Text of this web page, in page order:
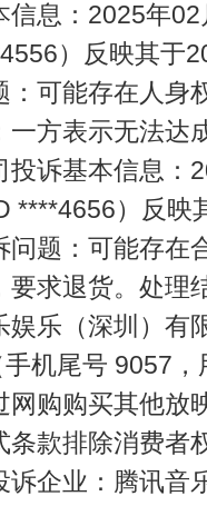
信息：2025年
）反映其于
：可能存在人身
一方表示无法达
投诉基本信息：
****4656）反映
问题：可能存在
要求退货。处理
娱乐（深圳）有
手机尾号 9057
网购购买其他放
条款排除消费者
诉企业：腾讯音